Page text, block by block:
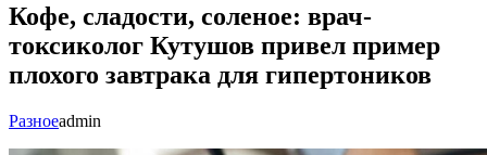
Кофе, сладости, соленое: врач-
токсиколог Кутушов привел пример
плохого завтрака для гипертоников
Разноеadmin